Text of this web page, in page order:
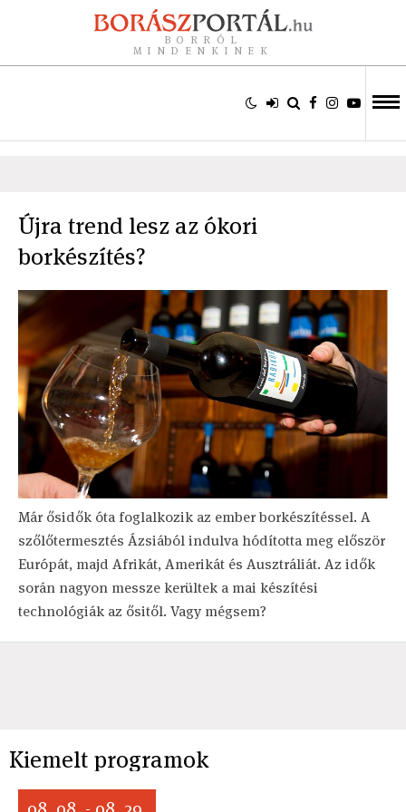
BORRÓL
MINDENKINEK
Újra trend lesz az ókori
borkészítés?
Már ősidők óta foglalkozik az ember borkészítéssel. A
szőlőtermesztés Ázsiából indulva hódította meg először
Európát, majd Afrikát, Amerikát és Ausztráliát. Az idők
során nagyon messze kerültek a mai készítési
technológiák az ősitől. Vagy mégsem?
Kiemelt programok